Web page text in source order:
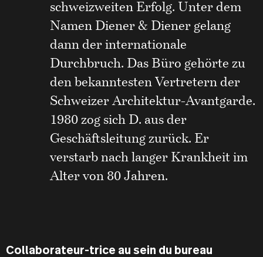
schweizweiten Erfolg. Unter dem
Namen Diener & Diener gelang
dann der internationale
Durchbruch. Das Büro gehörte zu
den bekanntesten Vertretern der
Schweizer Architektur-Avantgarde.
1980 zog sich D. aus der
Geschäftsleitung zurück. Er
verstarb nach langer Krankheit im
Alter von 80 Jahren.
Collaborateur-trice au sein du bureau